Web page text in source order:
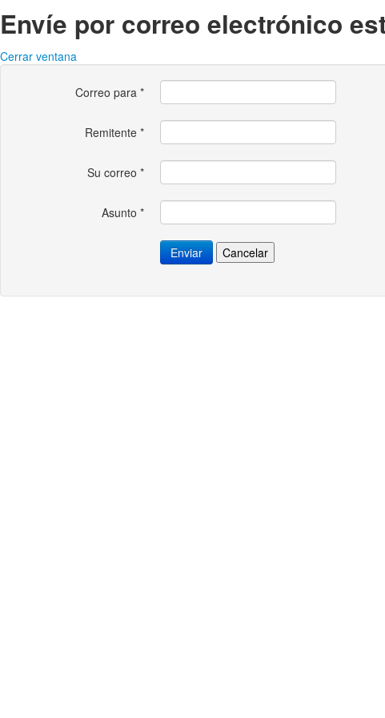
Envíe por correo electrónico
Cerrar ventana
Correo para *
Remitente *
Su correo *
Asunto *
Enviar Cancelar